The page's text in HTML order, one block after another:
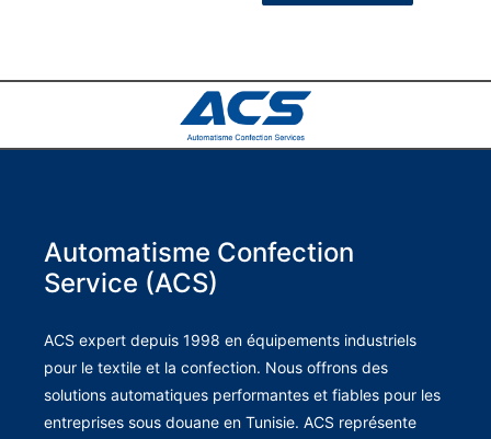
Automatisme Confection
Service (ACS)
ACS expert depuis 1998 en équipements industriels
pour le textile et la confection. Nous offrons des
solutions automatiques performantes et fiables pour les
entreprises sous douane en Tunisie. ACS représente